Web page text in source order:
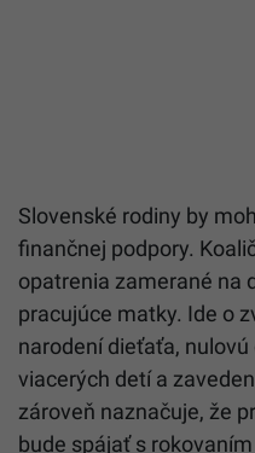
Slovenské rodiny by
finančnej podpory.
opatrenia zamerané na
pracujúce matky. Ide o
narodení dieťaťa,
viacerých detí a
zároveň naznačuje, že
bude spájať s